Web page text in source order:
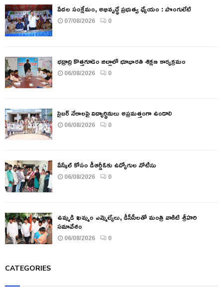
పేదల సంక్షేమం, అభివృద్ధే ప్రభుత్వ ధ్యేయం : పొంగులేటి
07/08/2026 0
భద్రాద్రి కొత్తగూడెం జిల్లాలో భూభారతి శిక్షణ కార్యక్రమం
06/08/2026 0
సైబర్ నేరాలపై విద్యార్థినులు అప్రమత్తంగా ఉండాలి
06/08/2026 0
పేస్కేల్ కోసం డీఆర్డీఓకు ఉద్యోగుల నోటీసు
06/08/2026 0
ఉమ్మడి ఖమ్మం ఎమ్మెల్యేలు, డీసీసీలతో మంత్రి వాకిటి శ్రీహరి
సమావేశం
06/08/2026 0
CATEGORIES